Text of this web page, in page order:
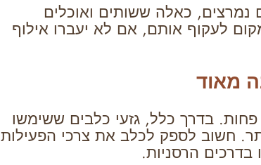
נמרצים, כאלה ששותים ואוכלים
לעקוף אותם, אם לא יעברו אילוף
מאוד
פחות. בדרך כלל, גזעי כלבים ששימשו
חשוב לספק לכלב את צרכי הפעילות
הרסניות.